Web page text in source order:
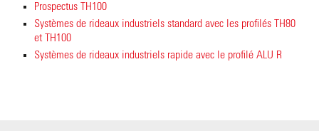
Prospectus TH100
Systèmes de rideaux industriels standard avec les profilés TH80
et TH100
Systèmes de rideaux industriels rapide avec le profilé ALU R